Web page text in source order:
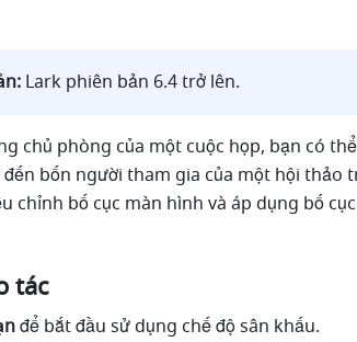
Lark phiên bản 6.4 trở lên.
chủ phòng của một cuộc họp, bạn có
bốn người tham gia của một hội thảo
chỉnh bố cục màn hình và áp dụng bố
tác
để bắt đầu sử dụng chế độ sân khấu.